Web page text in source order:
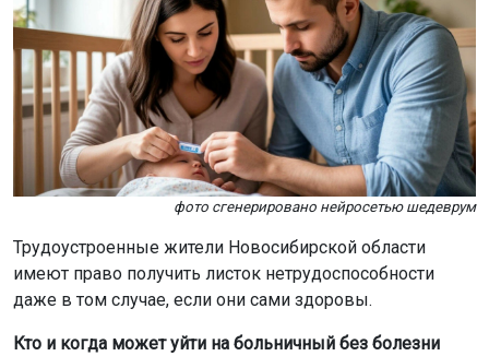
фото сгенерировано нейросетью шедеврум
Трудоустроенные жители Новосибирской области
имеют право получить листок нетрудоспособности
даже в том случае, если они сами здоровы.
Кто и когда может уйти на больничный без болезни